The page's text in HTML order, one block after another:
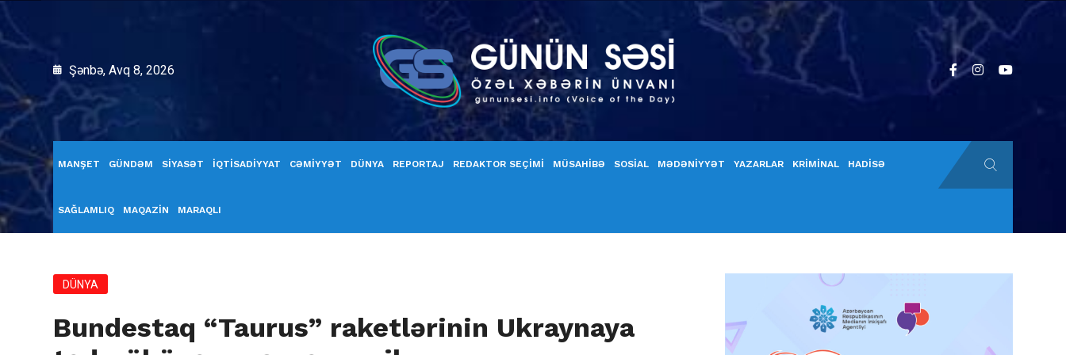
Şənbə, Avq 8, 2026
MANŞET GÜNDƏM SİYASƏT İQTİSADİYYAT CƏMİYYƏT DÜNYA REPORTAJ REDAKTOR SEÇİMİ MÜSAHİBƏ SOSİAL MƏDƏNİYYƏT YAZARLAR KRİMİNAL HADİSƏ
SAĞLAMLIQ MAQAZİN MARAQLI
DÜNYA
Bundestaq “Taurus” raketlərinin Ukraynaya